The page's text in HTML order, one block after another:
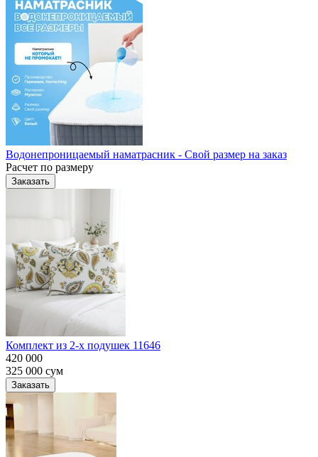
Водонепроницаемый наматрасник - Свой размер на заказ
Расчет по размеру
Заказать
Комплект из 2-х подушек 11646
420 000
325 000 сум
Заказать